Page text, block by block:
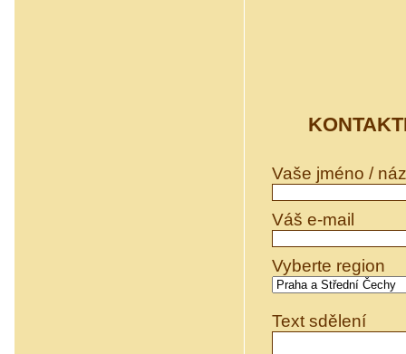
Vaše jméno /
Váš e-mail
Vyberte region
Text sdělení